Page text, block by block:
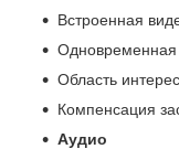
Встроенная
Одновременная
Область
Компенсация
Аудио